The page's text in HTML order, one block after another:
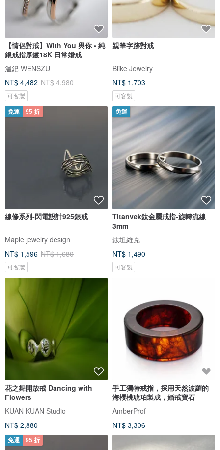
【情侶對戒】With You 與你 • 純
銀戒指厚鍍18K 日常婚戒
溫釲 WENSZU
NT$ 4,482 NT$ 4,980
可客製
親筆字跡對戒
Blike Jewelry
NT$ 1,703
可客製
免運 95 折
線條系列-閃電設計925銀戒
Maple jewelry design
NT$ 1,596 NT$ 1,680
可客製
免運
Titanvek鈦金屬戒指-旋轉流線
3mm
鈦坦維克
NT$ 1,490
可客製
花之舞開放戒 Dancing with
Flowers
KUAN KUAN Studio
NT$ 2,880
手工獨特戒指，採用天然波羅的
海櫻桃琥珀製成，婚戒寶石
AmberProf
NT$ 3,306
免運 95 折